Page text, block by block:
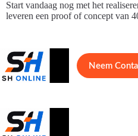
Ga
naar
Start vandaag nog met het
leveren een proof of concept van
Home
Neem